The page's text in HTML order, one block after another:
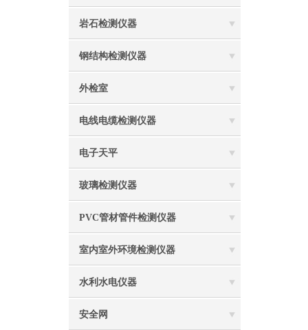
岩石检测仪器
钢结构检测仪器
外检室
电线电缆检测仪器
电子天平
玻璃检测仪器
PVC管材管件检测仪器
室内室外环境检测仪器
水利水电仪器
安全网